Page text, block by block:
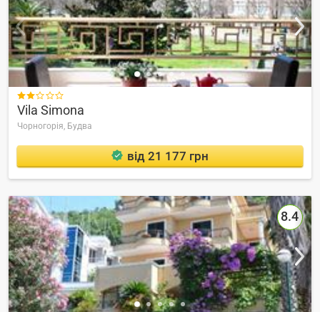

Vila Simona
Чорногорія, Будва
від 21 177 грн
8.4